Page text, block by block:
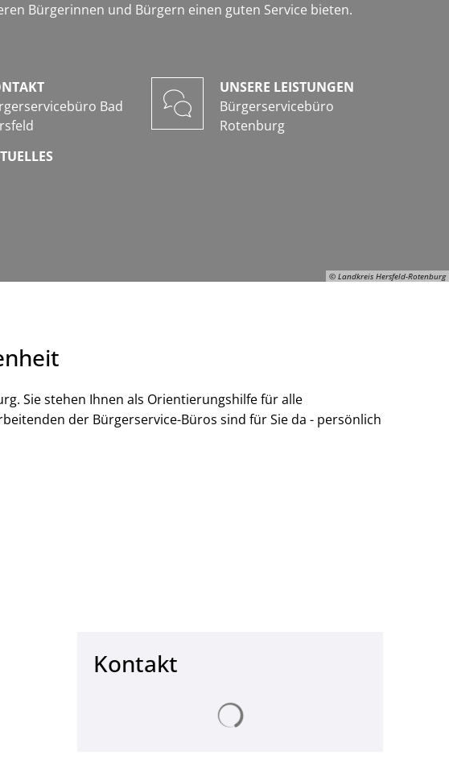
© Landkreis Hersfeld-Rotenburg
Bürgerinnen und Bürgern einen guten Service bieten.
Bad
UNSERE LEISTUNGEN
Bürgerservicebüro
Rotenburg
Sie stehen Ihnen als Orientierungshilfe für alle
der Bürgerservice-Büros sind für Sie da - persönlich
Kontakt